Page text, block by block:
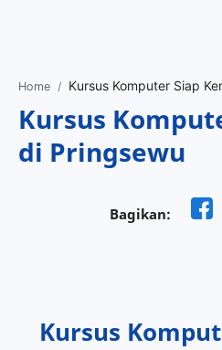
RTL
Home
Kursus
di Pringsewu
Bagikan:
Kursus